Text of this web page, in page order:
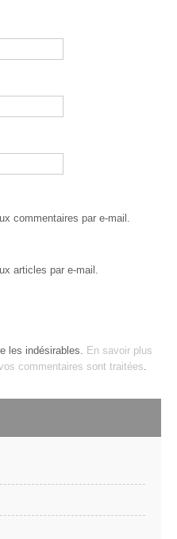
commentaires par e-mail.
articles par e-mail.
les indésirables. En savoir plus
commentaires sont traitées